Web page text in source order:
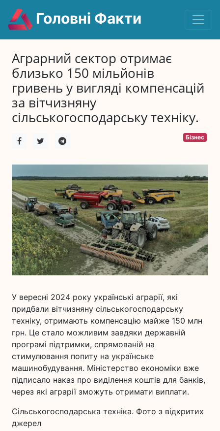
Головні Факти
Аграрний сектор отримає
близько 150 мільйонів
гривень у вигляді компенсацій
за вітчизняну
сільськогосподарську техніку.
Бізнес
У вересні 2024 року українські аграрії, які
придбали вітчизняну сільськогосподарську
техніку, отримають компенсацію майже 150 млн
грн. Це стало можливим завдяки державній
програмі підтримки, спрямованій на
стимулювання попиту на українське
машинобудування. Міністерство економіки вже
підписало наказ про виділення коштів для банків,
через які аграрії зможуть отримати виплати.
Сільськогосподарська техніка. Фото з відкритих
джерел